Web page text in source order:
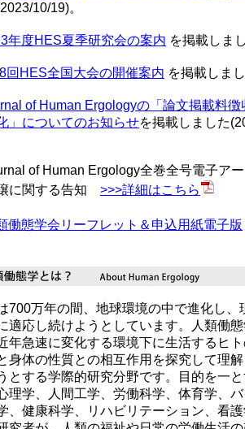
10/19)。
年度HES夏季研究会の案内 を掲載しま
回HES全国大会の開催案内 を掲載しま
of Human Ergologyの「論文掲載料
」についてのお知らせを掲載しました
of Human Ergology全巻全号電子ア
に関する告知 >>>詳細はこちら
働態学会リーフレット＆申込用紙電子版
700万年の間、地球環境の中で進化し、
適応し続けようとしています。人類働
年急速に変化する環境下に生活するヒ
身体の性質との相互作用を探究して理
とする学際的研究分野です。目的を一
理学、人間工学、労働科学、体育学、
、健康科学、リハビリテーション、看